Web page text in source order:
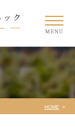
HOME